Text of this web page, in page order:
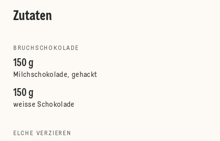
Zutaten
BRUCHSCHOKOLADE
150 g
Milchschokolade, gehackt
150 g
weisse Schokolade
ELCHE VERZIEREN